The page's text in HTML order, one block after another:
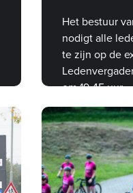
Het bestuur
nodigt alle
te zijn op de
om 19.45 uur.